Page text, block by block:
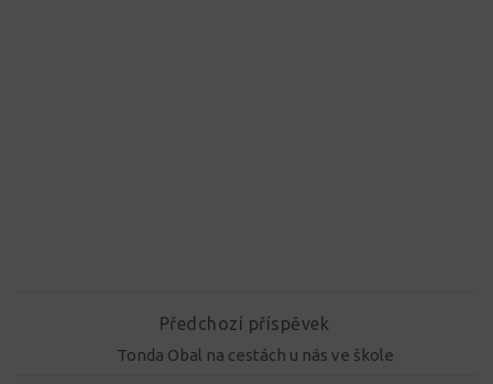
Předchozí příspěvek
Tonda Obal na cestách u nás ve škole